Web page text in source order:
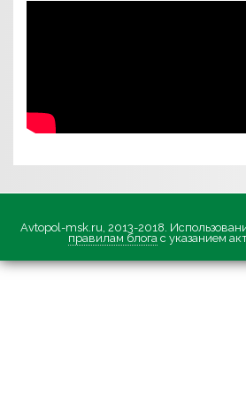
Avtopol-msk.ru, 2013-2018.
правилам блога с указанием